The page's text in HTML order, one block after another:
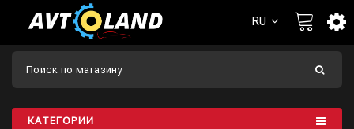
RU
КАТЕГОРИИ